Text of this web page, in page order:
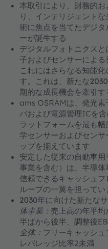
本取引により、財務的
り、 インテリジェント
術に焦点を当てたデジ
ーが誕生する
デジタルフォトニクスと
子およびセンサーによる
これにはさらなる知能
す。これは、 新たな
期的な成長機会を牽引す
ams OSRAMは、発光素
バおよび電源管理ICを含
ラットフォームを最も幅
学センサーおよびセン
ップを揃えています
安定した従来の自動車
事業を含む）は、半導
信頼できるキャッシュ
ループの一翼を担ってい
2030年に向けた新たな
体事業： 売上高の年平均
半ばから後半、調整後
全体： フリーキャッシュ
レバレッジ比率2未満